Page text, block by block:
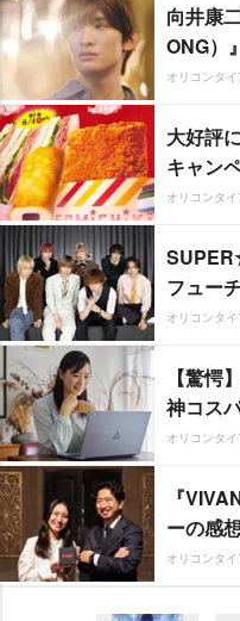
向井康
ONG）』
オリコンタ
大好評
キャン
オリコンタ
フュー
オリコンタ
【驚愕
神コス
オリコンタ
『
ーの感
オリコンタ